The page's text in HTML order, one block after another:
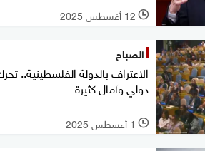
l 12 أغسطس 2025
الصباح
الاعتراف بالدولة الفلسطينية..
دولي وآمال كثيرة
l 1 أغسطس 2025